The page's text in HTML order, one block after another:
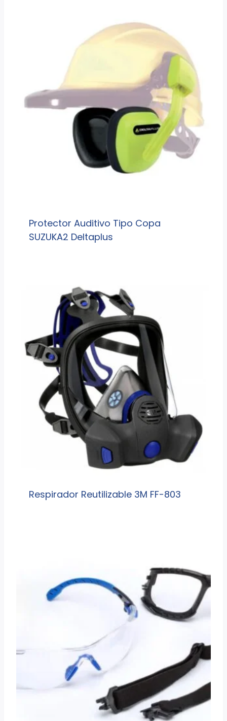
Protector Auditivo Tipo Copa
SUZUKA2 Deltaplus
Respirador Reutilizable 3M FF-803